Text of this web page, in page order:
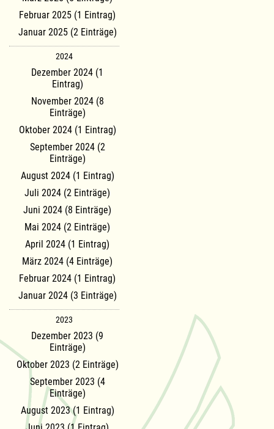
Februar 2025 (1 Eintrag)
Januar 2025 (2 Einträge)
2024
Dezember 2024 (1
Eintrag)
November 2024 (8
Einträge)
Oktober 2024 (1 Eintrag)
September 2024 (2
Einträge)
August 2024 (1 Eintrag)
Juli 2024 (2 Einträge)
Juni 2024 (8 Einträge)
Mai 2024 (2 Einträge)
April 2024 (1 Eintrag)
März 2024 (4 Einträge)
Februar 2024 (1 Eintrag)
Januar 2024 (3 Einträge)
2023
Dezember 2023 (9
Einträge)
Oktober 2023 (2 Einträge)
September 2023 (4
Einträge)
August 2023 (1 Eintrag)